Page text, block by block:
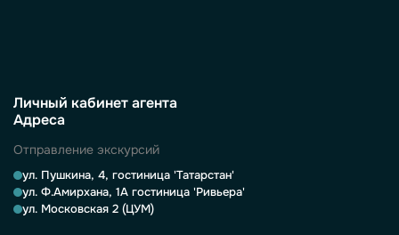
Личный кабинет агента
Адреса
Отправление экскурсий
ул. Пушкина, 4, гостиница 'Татарстан'
ул. Ф.Амирхана, 1А гостиница 'Ривьера'
ул. Московская 2 (ЦУМ)